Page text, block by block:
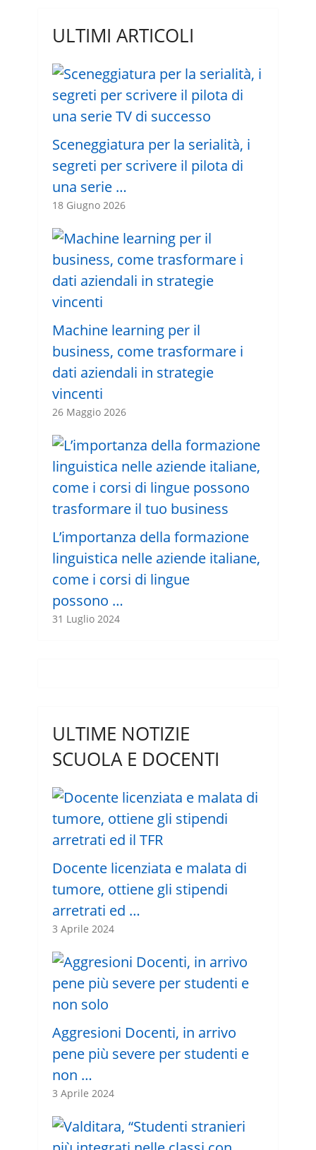
ULTIMI ARTICOLI
Sceneggiatura per la serialità, i
segreti per scrivere il pilota di
una serie …
18 Giugno 2026
Machine learning per il
business, come trasformare i
dati aziendali in strategie
vincenti
26 Maggio 2026
L’importanza della formazione
linguistica nelle aziende italiane,
come i corsi di lingue
possono …
31 Luglio 2024
ULTIME NOTIZIE
SCUOLA E DOCENTI
Docente licenziata e malata di
tumore, ottiene gli stipendi
arretrati ed …
3 Aprile 2024
Aggresioni Docenti, in arrivo
pene più severe per studenti e
non …
3 Aprile 2024